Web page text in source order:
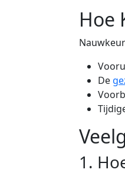
Hoe
De
1.